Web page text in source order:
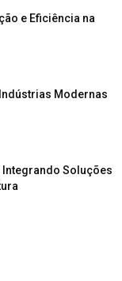
e Eficiência na
Modernas
Integrando Soluções